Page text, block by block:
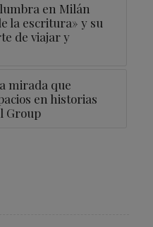
en Milán
la escritura» y su
de viajar y
mirada que
en historias
Group